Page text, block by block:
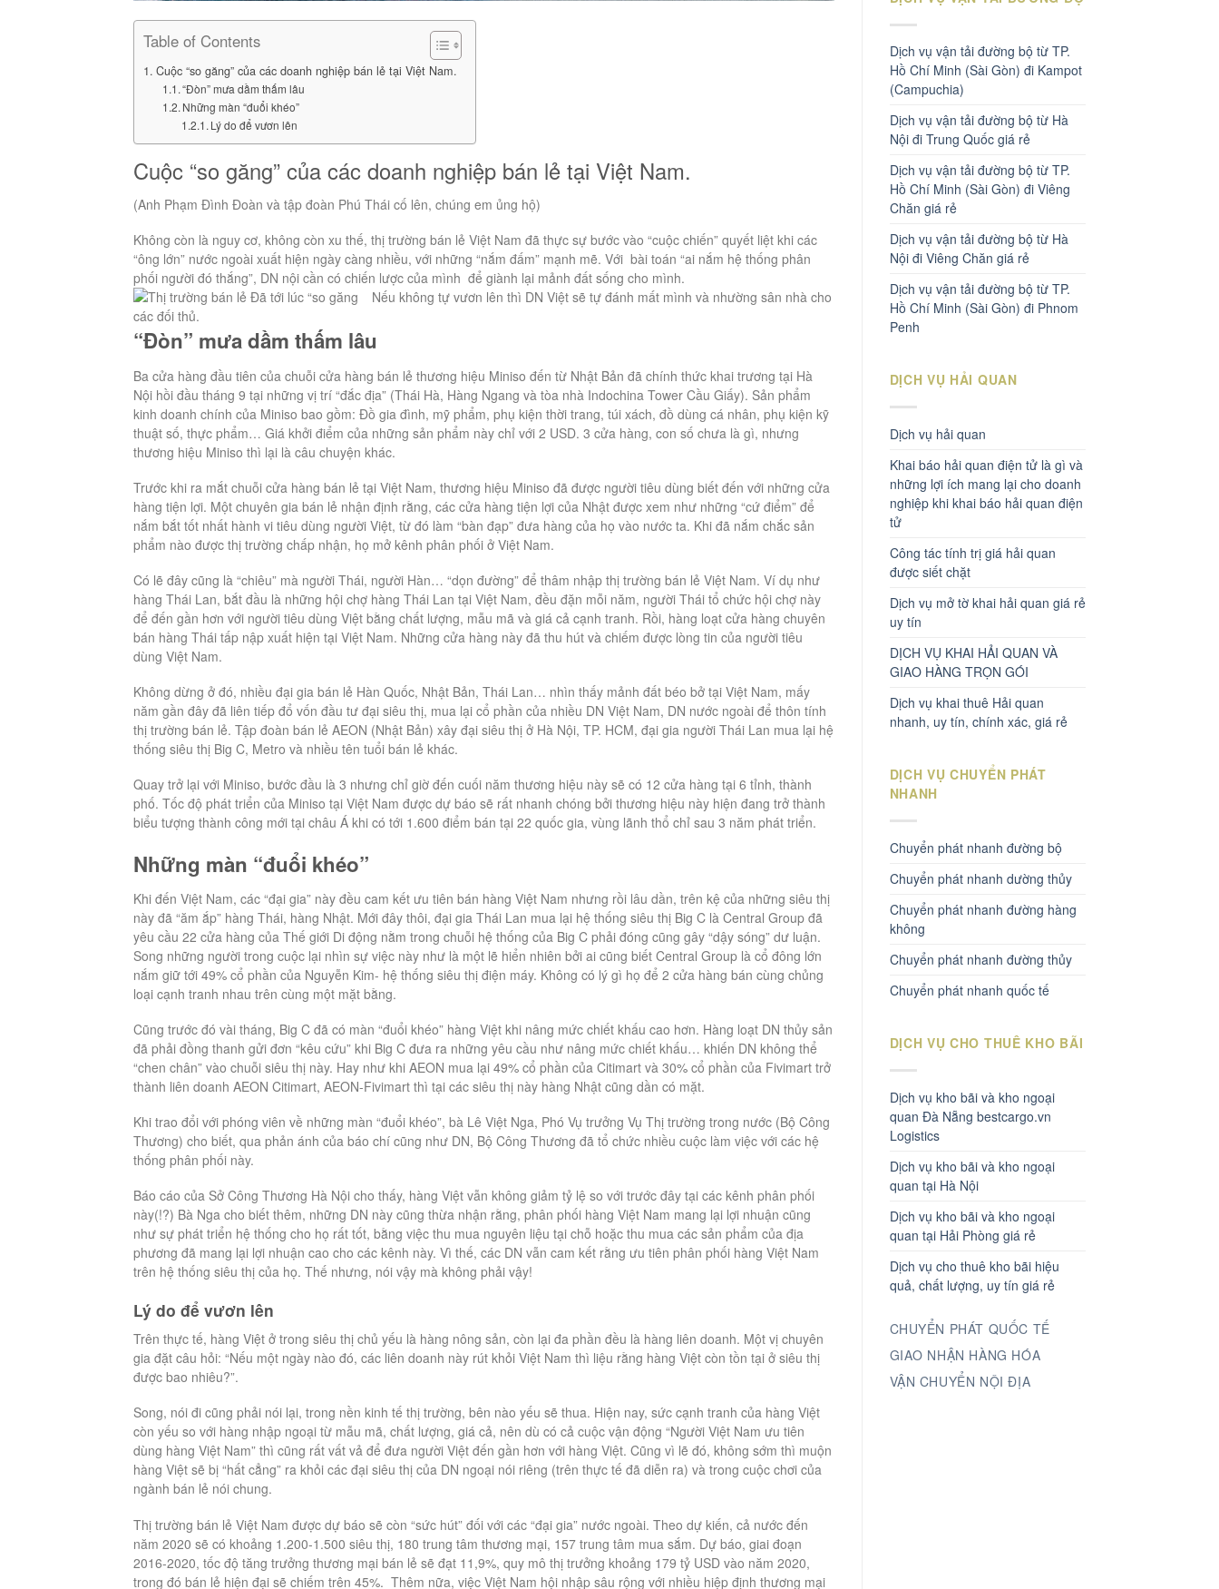
Table of Contents
Cuộc “so găng” của các doanh nghiệp bán lẻ tại Việt Nam.
“Đòn” mưa dầm thấm lâu
Những màn “đuổi khéo”
Lý do để vươn lên
Cuộc “so găng” của các doanh nghiệp bán lẻ tại Việt Nam.
(Anh Phạm Đình Đoàn và tập đoàn Phú Thái cố lên, chúng em ủng hộ)
Không còn là nguy cơ, không còn xu thế, thị trường bán lẻ Việt Nam đã thực sự bước vào “cuộc chiến” quyết liệt khi các
“ông lớn” nước ngoài xuất hiện ngày càng nhiều, với những “nắm đấm” mạnh mẽ. Với bài toán “ai nắm hệ thống phân
phối người đó thắng”, DN nội cần có chiến lược của mình để giành lại mảnh đất sống cho mình.
Nếu không tự vươn lên thì DN Việt sẽ tự đánh mất mình và nhường sân nhà cho
các đối thủ.
“Đòn” mưa dầm thấm lâu
Ba cửa hàng đầu tiên của chuỗi cửa hàng bán lẻ thương hiệu Miniso đến từ Nhật Bản đã chính thức khai trương tại Hà
Nội hồi đầu tháng 9 tại những vị trí “đắc địa” (Thái Hà, Hàng Ngang và tòa nhà Indochina Tower Cầu Giấy). Sản phẩm
kinh doanh chính của Miniso bao gồm: Đồ gia đình, mỹ phẩm, phụ kiện thời trang, túi xách, đồ dùng cá nhân, phụ kiện kỹ
thuật số, thực phẩm… Giá khởi điểm của những sản phẩm này chỉ với 2 USD. 3 cửa hàng, con số chưa là gì, nhưng
thương hiệu Miniso thì lại là câu chuyện khác.
Trước khi ra mắt chuỗi cửa hàng bán lẻ tại Việt Nam, thương hiệu Miniso đã được người tiêu dùng biết đến với những cửa
hàng tiện lợi. Một chuyên gia bán lẻ nhận định rằng, các cửa hàng tiện lợi của Nhật được xem như những “cứ điểm” để
nắm bắt tốt nhất hành vi tiêu dùng người Việt, từ đó làm “bàn đạp” đưa hàng của họ vào nước ta. Khi đã nắm chắc sản
phẩm nào được thị trường chấp nhận, họ mở kênh phân phối ở Việt Nam.
Có lẽ đây cũng là “chiêu” mà người Thái, người Hàn… “dọn đường” để thâm nhập thị trường bán lẻ Việt Nam. Ví dụ như
hàng Thái Lan, bắt đầu là những hội chợ hàng Thái Lan tại Việt Nam, đều đặn mỗi năm, người Thái tổ chức hội chợ này
để đến gần hơn với người tiêu dùng Việt bằng chất lượng, mẫu mã và giá cả cạnh tranh. Rồi, hàng loạt cửa hàng chuyên
bán hàng Thái tấp nập xuất hiện tại Việt Nam. Những cửa hàng này đã thu hút và chiếm được lòng tin của người tiêu
dùng Việt Nam.
Không dừng ở đó, nhiều đại gia bán lẻ Hàn Quốc, Nhật Bản, Thái Lan… nhìn thấy mảnh đất béo bở tại Việt Nam, mấy
năm gần đây đã liên tiếp đổ vốn đầu tư đại siêu thị, mua lại cổ phần của nhiều DN Việt Nam, DN nước ngoài để thôn tính
thị trường bán lẻ. Tập đoàn bán lẻ AEON (Nhật Bản) xây đại siêu thị ở Hà Nội, TP. HCM, đại gia người Thái Lan mua lại hệ
thống siêu thị Big C, Metro và nhiều tên tuổi bán lẻ khác.
Quay trở lại với Miniso, bước đầu là 3 nhưng chỉ giờ đến cuối năm thương hiệu này sẽ có 12 cửa hàng tại 6 tỉnh, thành
phố. Tốc độ phát triển của Miniso tại Việt Nam được dự báo sẽ rất nhanh chóng bởi thương hiệu này hiện đang trở thành
biểu tượng thành công mới tại châu Á khi có tới 1.600 điểm bán tại 22 quốc gia, vùng lãnh thổ chỉ sau 3 năm phát triển.
Những màn “đuổi khéo”
Khi đến Việt Nam, các “đại gia” này đều cam kết ưu tiên bán hàng Việt Nam nhưng rồi lâu dần, trên kệ của những siêu thị
này đã “ăm ắp” hàng Thái, hàng Nhật. Mới đây thôi, đại gia Thái Lan mua lại hệ thống siêu thị Big C là Central Group đã
yêu cầu 22 cửa hàng của Thế giới Di động nằm trong chuỗi hệ thống của Big C phải đóng cũng gây “dậy sóng” dư luận.
Song những người trong cuộc lại nhìn sự việc này như là một lẽ hiển nhiên bởi ai cũng biết Central Group là cổ đông lớn
nắm giữ tới 49% cổ phần của Nguyễn Kim- hệ thống siêu thị điện máy. Không có lý gì họ để 2 cửa hàng bán cùng chủng
loại cạnh tranh nhau trên cùng một mặt bằng.
Cũng trước đó vài tháng, Big C đã có màn “đuổi khéo” hàng Việt khi nâng mức chiết khấu cao hơn. Hàng loạt DN thủy sản
đã phải đồng thanh gửi đơn “kêu cứu” khi Big C đưa ra những yêu cầu như nâng mức chiết khấu… khiến DN không thể
“chen chân” vào chuỗi siêu thị này. Hay như khi AEON mua lại 49% cổ phần của Citimart và 30% cổ phần của Fivimart trở
thành liên doanh AEON Citimart, AEON-Fivimart thì tại các siêu thị này hàng Nhật cũng dần có mặt.
Khi trao đổi với phóng viên về những màn “đuổi khéo”, bà Lê Việt Nga, Phó Vụ trưởng Vụ Thị trường trong nước (Bộ Công
Thương) cho biết, qua phản ánh của báo chí cũng như DN, Bộ Công Thương đã tổ chức nhiều cuộc làm việc với các hệ
thống phân phối này.
Báo cáo của Sở Công Thương Hà Nội cho thấy, hàng Việt vẫn không giảm tỷ lệ so với trước đây tại các kênh phân phối
này(!?) Bà Nga cho biết thêm, những DN này cũng thừa nhận rằng, phân phối hàng Việt Nam mang lại lợi nhuận cũng
như sự phát triển hệ thống cho họ rất tốt, bằng việc thu mua nguyên liệu tại chỗ hoặc thu mua các sản phẩm của địa
phương đã mang lại lợi nhuận cao cho các kênh này. Vì thế, các DN vẫn cam kết rằng ưu tiên phân phối hàng Việt Nam
trên hệ thống siêu thị của họ. Thế nhưng, nói vậy mà không phải vậy!
Lý do để vươn lên
Trên thực tế, hàng Việt ở trong siêu thị chủ yếu là hàng nông sản, còn lại đa phần đều là hàng liên doanh. Một vị chuyên
gia đặt câu hỏi: “Nếu một ngày nào đó, các liên doanh này rút khỏi Việt Nam thì liệu rằng hàng Việt còn tồn tại ở siêu thị
được bao nhiêu?”.
Song, nói đi cũng phải nói lại, trong nền kinh tế thị trường, bên nào yếu sẽ thua. Hiện nay, sức cạnh tranh của hàng Việt
còn yếu so với hàng nhập ngoại từ mẫu mã, chất lượng, giá cả, nên dù có cả cuộc vận động “Người Việt Nam ưu tiên
dùng hàng Việt Nam” thì cũng rất vất vả để đưa người Việt đến gần hơn với hàng Việt. Cũng vì lẽ đó, không sớm thì muộn
hàng Việt sẽ bị “hất cẳng” ra khỏi các đại siêu thị của DN ngoại nói riêng (trên thực tế đã diễn ra) và trong cuộc chơi của
ngành bán lẻ nói chung.
Thị trường bán lẻ Việt Nam được dự báo sẽ còn “sức hút” đối với các “đại gia” nước ngoài. Theo dự kiến, cả nước đến
năm 2020 sẽ có khoảng 1.200-1.500 siêu thị, 180 trung tâm thương mại, 157 trung tâm mua sắm. Dự báo, giai đoạn
2016-2020, tốc độ tăng trưởng thương mại bán lẻ sẽ đạt 11,9%, quy mô thị trưởng khoảng 179 tỷ USD vào năm 2020,
trong đó bán lẻ hiện đại sẽ chiếm trên 45%. Thêm nữa, việc Việt Nam hội nhập sâu rộng với nhiều hiệp định thương mại
Dịch vụ vận tải đường bộ từ TP.
Hồ Chí Minh (Sài Gòn) đi Kampot
(Campuchia)
Dịch vụ vận tải đường bộ từ Hà
Nội đi Trung Quốc giá rẻ
Dịch vụ vận tải đường bộ từ TP.
Hồ Chí Minh (Sài Gòn) đi Viêng
Chăn giá rẻ
Dịch vụ vận tải đường bộ từ Hà
Nội đi Viêng Chăn giá rẻ
Dịch vụ vận tải đường bộ từ TP.
Hồ Chí Minh (Sài Gòn) đi Phnom
Penh
DỊCH VỤ HẢI QUAN
Dịch vụ hải quan
Khai báo hải quan điện tử là gì và
những lợi ích mang lại cho doanh
nghiệp khi khai báo hải quan điện
tử
Công tác tính trị giá hải quan
được siết chặt
Dịch vụ mở tờ khai hải quan giá rẻ
uy tín
DỊCH VỤ KHAI HẢI QUAN VÀ
GIAO HÀNG TRỌN GÓI
Dịch vụ khai thuê Hải quan
nhanh, uy tín, chính xác, giá rẻ
DỊCH VỤ CHUYỂN PHÁT
NHANH
Chuyển phát nhanh đường bộ
Chuyển phát nhanh dường thủy
Chuyển phát nhanh đường hàng
không
Chuyển phát nhanh đường thủy
Chuyển phát nhanh quốc tế
DỊCH VỤ CHO THUÊ KHO BÃI
Dịch vụ kho bãi và kho ngoại
quan Đà Nẵng bestcargo.vn
Logistics
Dịch vụ kho bãi và kho ngoại
quan tại Hà Nội
Dịch vụ kho bãi và kho ngoại
quan tại Hải Phòng giá rẻ
Dịch vụ cho thuê kho bãi hiệu
quả, chất lượng, uy tín giá rẻ
CHUYỂN PHÁT QUỐC TẾ
GIAO NHẬN HÀNG HÓA
VẬN CHUYỂN NỘI ĐỊA